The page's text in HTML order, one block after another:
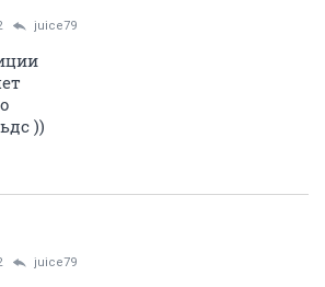
juice79
))
juice79